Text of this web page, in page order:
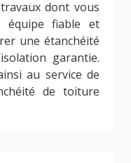
dont vous
équipe fiable et
une étanchéité
garantie.
au service de
de toiture